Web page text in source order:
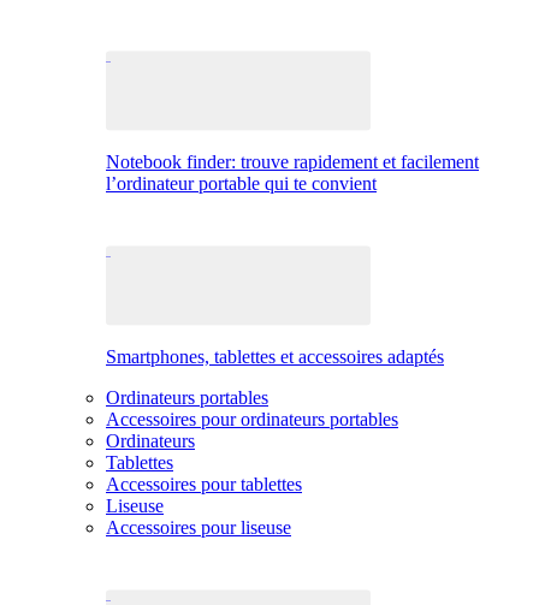
Notebook finder: trouve rapidement et facilement
l’ordinateur portable qui te convient
Smartphones, tablettes et accessoires adaptés
Ordinateurs portables
Accessoires pour ordinateurs portables
Ordinateurs
Tablettes
Accessoires pour tablettes
Liseuse
Accessoires pour liseuse